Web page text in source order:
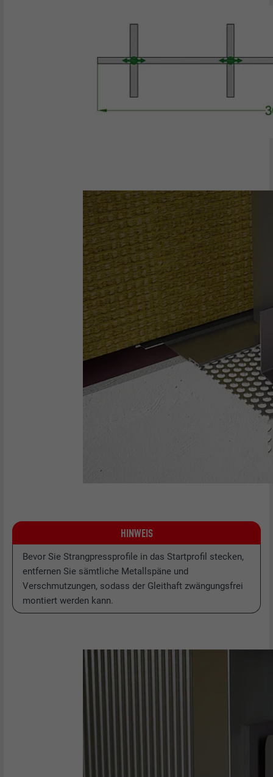
HINWEIS
Bevor Sie Strangpressprofile in das Startprofil stecken,
entfernen Sie sämtliche Metallspäne und
Verschmutzungen, sodass der Gleithaft zwängungsfrei
montiert werden kann.